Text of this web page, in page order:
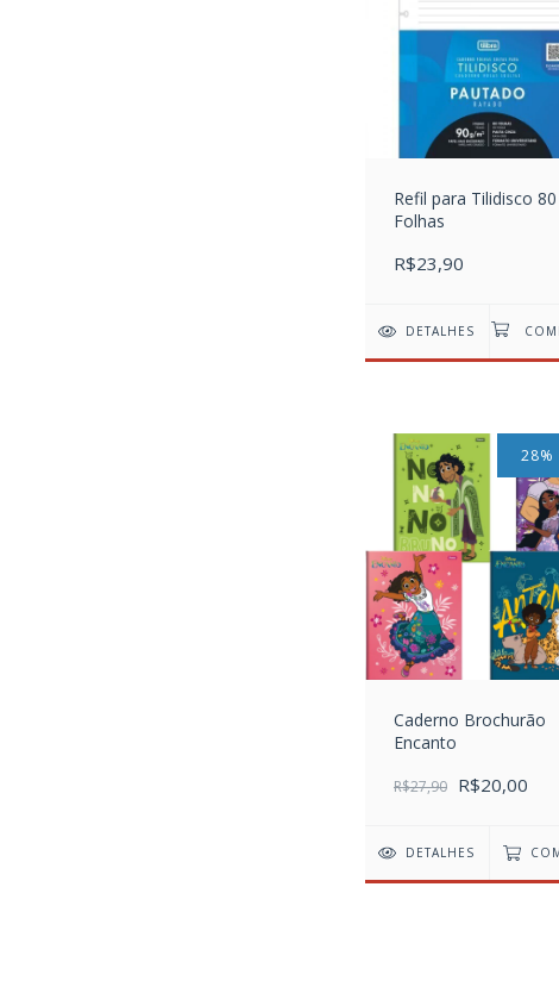
Refil para Tilidisco 80
Folhas
R$23,90
DETALHES
28%
Caderno Brochurão
Encanto
R$27,90 R$20,00
DETALHES